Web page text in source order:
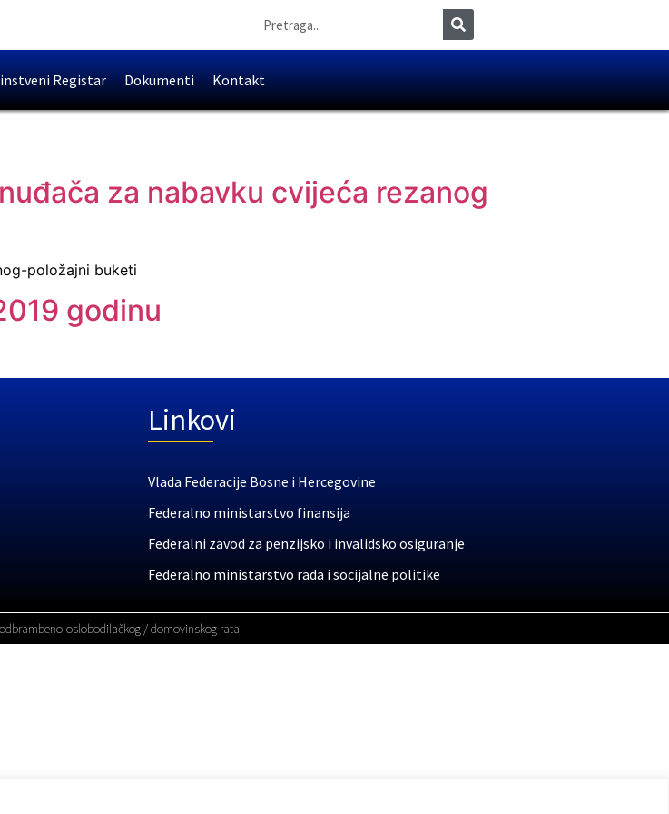
Registar Dokumenti Kontakt
za nabavku cvijeća rezanog
položajni buketi
godinu
Linkovi
Vlada Federacije Bosne i Hercegovine
Federalno ministarstvo finansija
Federalni zavod za penzijsko i invalidsko osiguranje
Federalno ministarstvo rada i socijalne politike
oslobodilačkog / domovinskog rata